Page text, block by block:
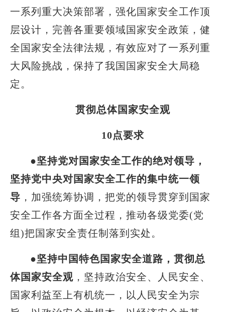
一系列重大决策部署，强化国家安全工作顶
层设计，完善各重要领域国家安全政策，健
全国家安全法律法规，有效应对了一系列重
大风险挑战，保持了我国国家安全大局稳
定。
贯彻总体国家安全观
10点要求
●坚持党对国家安全工作的绝对领导，
坚持党中央对国家安全工作的集中统一领
导 ，加强统筹协调，把党的领导贯穿到国家
安全工作各方面全过程，推动各级党委(党
组)把国家安全责任制落到实处。
●坚持中国特色国家安全道路，贯彻总
体国家安全观 ，坚持政治安全、人民安全、
国家利益至上有机统一，以人民安全为宗